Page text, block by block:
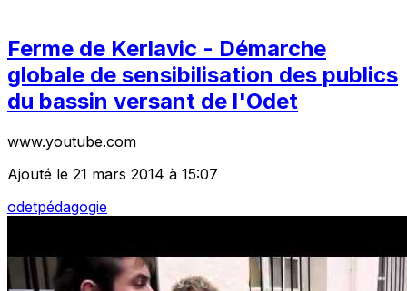
Ferme de Kerlavic - Démarche
globale de sensibilisation des publics
du bassin versant de l'Odet
www.youtube.com
Ajouté le 21 mars 2014 à 15:07
odetpédagogie